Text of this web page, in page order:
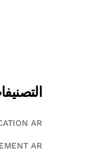
AR
AR